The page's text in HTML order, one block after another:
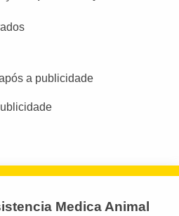
a publicidade
Medica Animal